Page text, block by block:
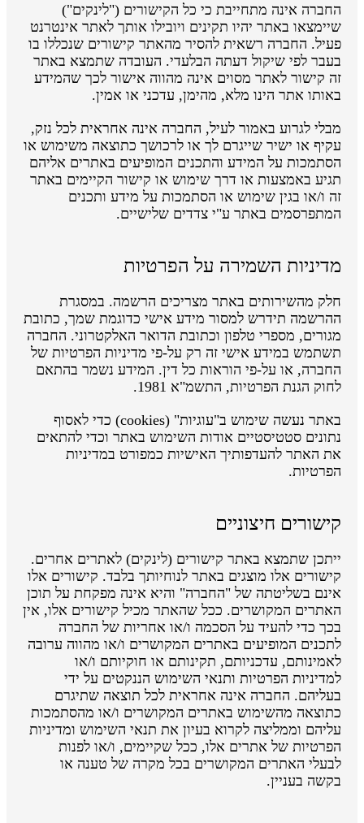
החברה אינה מתחייבת כי כל הקישורים ("לינקים")
שיימצאו באתר יהיו תקינים ויובילו אותך לאתר אינטרנט
פעיל. החברה רשאית להסיר מהאתר קישורים שנכללו בו
בעבר לפי שיקול דעתה הבלעדי. העובדה שתמצא באתר
זה קישור לאתר מסוים אינה מהווה אישור לכך שהמידע
באותו אתר הינו מלא, מהימן, עדכני או אמין.
מבלי לגרוע באמור לעיל, החברה אינה אחראית לכל נזק,
עקיף או ישיר שייגרם לך או לרכושך כתוצאה משימוש או
הסתמכות על המידע והתכנים המופיעים באתרים אליהם
תגיע באמצעות או דרך שימוש או קישור הקיימים באתר
זה ו/או בגין שימוש או הסתמכות על מידע ותכנים
המתפרסמים באתר ע"י צדדים שלישיים.
מדיניות השמירה על הפרטיות
חלק מהשירותים באתר מצריכים הרשמה. במסגרת
ההרשמה תידרש למסור מידע אישי כדוגמת שמך, כתובת
מגורים, מספרי טלפון וכתובת הדואר האלקטרוני. החברה
תשתמש במידע אישי זה רק על-פי מדיניות הפרטיות של
החברה, או על-פי הוראות כל דין. המידע נשמר בהתאם
לחוק הגנת הפרטיות, התשמ"א 1981.
באתר נעשה שימוש ב"עוגיות" (cookies) כדי לאסוף
נתונים סטטיסטיים אודות השימוש באתר וכדי להתאים
את האתר להעדפותיך האישיות כמפורט במדיניות
הפרטיות.
קישורים חיצוניים
ייתכן שתמצא באתר קישורים (לינקים) לאתרים אחרים.
קישורים אלו מוצגים באתר לנוחיותך בלבד. קישורים אלו
אינם בשליטתה של "החברה" והיא אינה מפקחת על תוכן
האתרים המקושרים. ככל שהאתר מכיל קישורים אלו, אין
בכך כדי להעיד על הסכמה ו/או אחריות של החברה
לתכנים המופיעים באתרים המקושרים ו/או מהווה ערובה
לאמינותם, עדכניותם, תקינותם או חוקיותם ו/או
למדיניות הפרטיות ותנאי השימוש הננקטים על ידי
בעליהם. החברה אינה אחראית לכל תוצאה שתיגרם
כתוצאה מהשימוש באתרים המקושרים ו/או מהסתמכות
עליהם וממליצה לקרוא בעיון את תנאי השימוש ומדיניות
הפרטיות של אתרים אלו, ככל שקיימים, ו/או לפנות
לבעלי האתרים המקושרים בכל מקרה של טענה או
בקשה בעניין.